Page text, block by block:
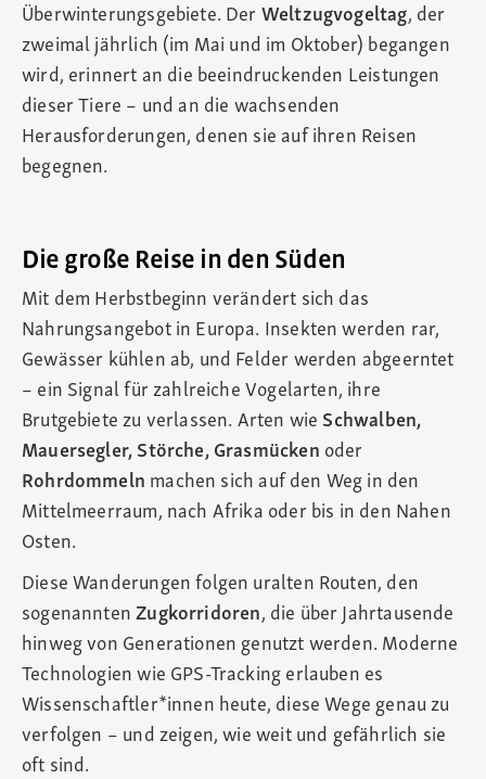
Überwinterungsgebiete. Der Weltzugvogeltag, der
zweimal jährlich (im Mai und im Oktober) begangen
wird, erinnert an die beeindruckenden Leistungen
dieser Tiere – und an die wachsenden
Herausforderungen, denen sie auf ihren Reisen
begegnen.
Die große Reise in den Süden
Mit dem Herbstbeginn verändert sich das
Nahrungsangebot in Europa. Insekten werden rar,
Gewässer kühlen ab, und Felder werden abgeerntet
– ein Signal für zahlreiche Vogelarten, ihre
Brutgebiete zu verlassen. Arten wieSchwalben,
Mauersegler, Störche, Grasmücken oder
Rohrdommeln machen sich auf den Weg in den
Mittelmeerraum, nach Afrika oder bis in den Nahen
Osten.
Diese Wanderungen folgen uralten Routen, den
sogenanntenZugkorridoren, die über Jahrtausende
hinweg von Generationen genutzt werden. Moderne
Technologien wie GPS-Tracking erlauben es
Wissenschaftler*innen heute, diese Wege genau zu
verfolgen – und zeigen, wie weit und gefährlich sie
oft sind.